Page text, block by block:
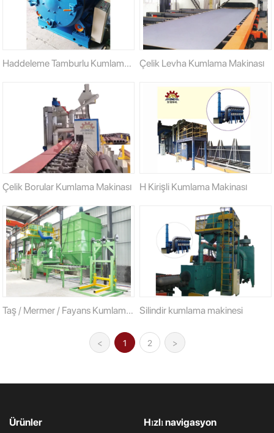
Haddeleme Tamburlu Kumlama
Çelik Levha Kumlama Makinası
Çelik Borular Kumlama Makinası H Kirişli Kumlama Makinası
Taş / Mermer / Fayans Kumlama
Silindir kumlama makinesi
< 1 2 >
Ürünler Hızlı navigasyon